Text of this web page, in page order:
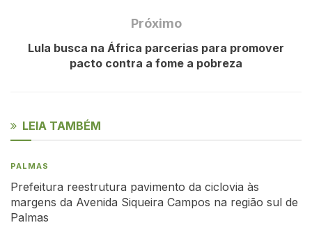
Próximo
Lula busca na África parcerias para promover
pacto contra a fome a pobreza
LEIA TAMBÉM
PALMAS
Prefeitura reestrutura pavimento da ciclovia às
margens da Avenida Siqueira Campos na região sul de
Palmas